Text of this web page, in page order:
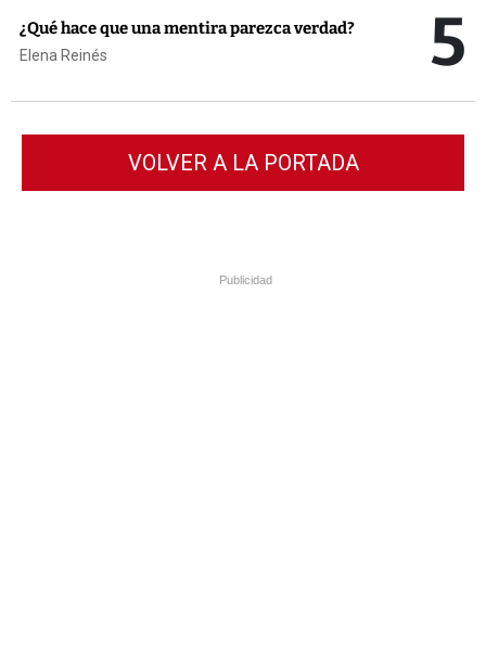
¿Qué hace que una mentira parezca verdad?
Elena Reinés 5
VOLVER A LA PORTADA
Publicidad